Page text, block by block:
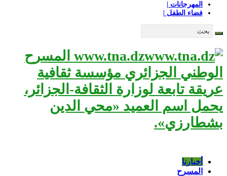
المهرجانات |
فضاء الطفل |
www.tna.dz المسرح
الوطني الجزائري مؤسسة ثقافية
عريقة تابعة لوزارة الثقافة-الجزائر،
يحمل اسم العميد «محي الدين
بشطارزي».
أخبارنا
المسرح